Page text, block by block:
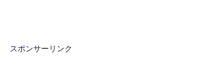
スポンサーリンク